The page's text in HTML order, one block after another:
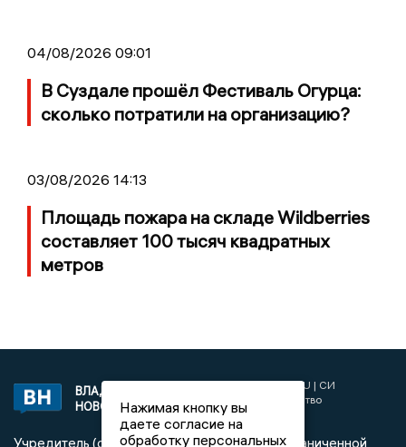
04/08/2026 09:01
В Суздале прошёл Фестиваль Огурца:
сколько потратили на организацию?
03/08/2026 14:13
Площадь пожара на складе Wildberries
составляет 100 тысяч квадратных
метров
ВЛАДИМИРСКИЕ
НОВОСТИ
2017 © NEWSVLADIMIR.RU | СИ
«Информационное агентство
Владимирские новости»
Учредитель (соучредители): Общество с ограниченной
Нажимая кнопку вы
даете согласие на
обработку персональных